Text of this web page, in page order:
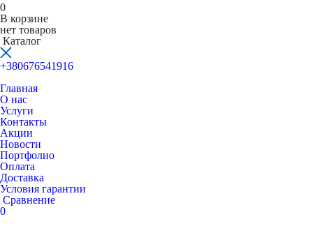
0
В корзине
нет товаров
Каталог
+380676541916
Главная
О нас
Услуги
Контакты
Акции
Новости
Портфолио
Оплата
Доставка
Условия гарантии
Сравнение
0